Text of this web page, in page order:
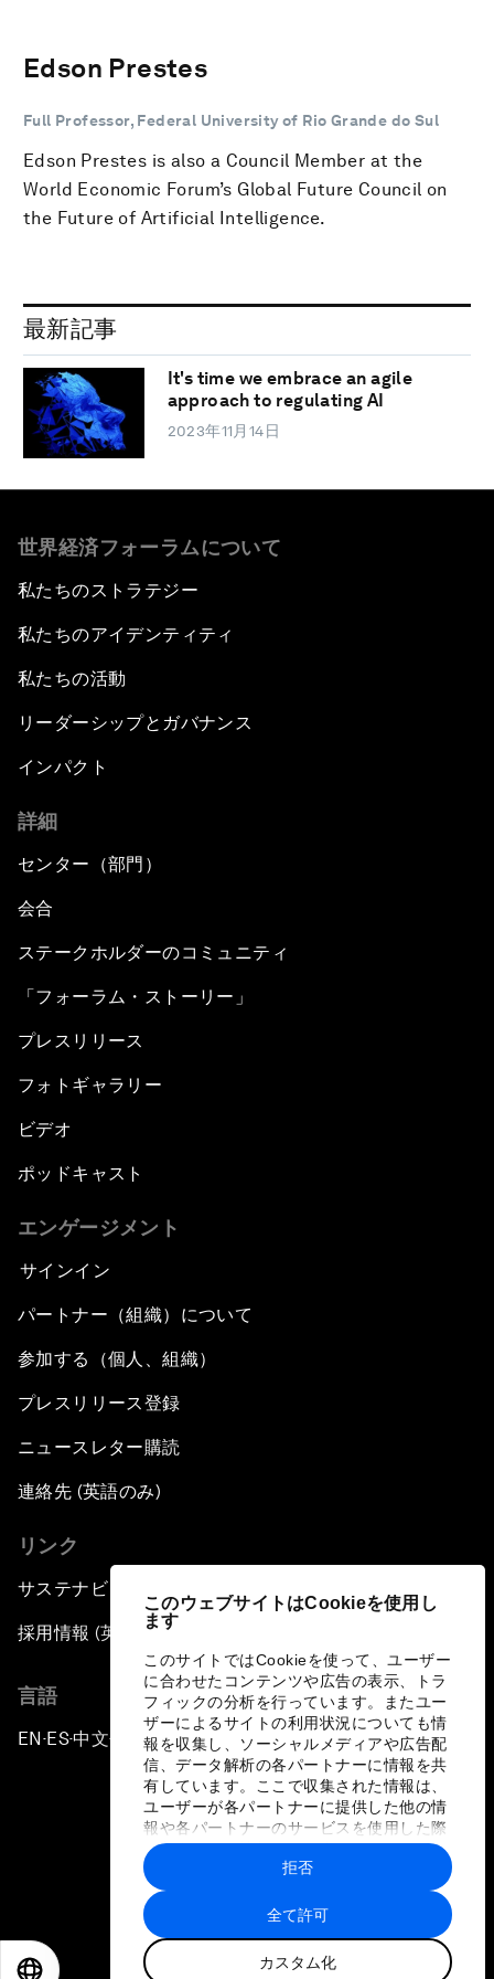
このウェブサイトはCookieを使用し
ます
このサイトではCookieを使って、ユーザー
に合わせたコンテンツや広告の表示、トラ
フィックの分析を行っています。またユー
ザーによるサイトの利用状況についても情
報を収集し、ソーシャルメディアや広告配
信、データ解析の各パートナーに情報を共
有しています。ここで収集された情報は、
ユーザーが各パートナーに提供した他の情
報や各パートナーのサービスを使用した際
に収集された情報と組み合わされ、各パー
トナーによって使用されることがありま
す。
全て許可
カスタム化
拒否
Edson Prestes
Full Professor, Federal University of Rio Grande do Sul
Edson Prestes is also a Council Member at the
World Economic Forum’s Global Future Council on
the Future of Artificial Intelligence.
最新記事
It's time we embrace an agile
approach to regulating AI
2023年11月14日
世界経済フォーラムについて
私たちのストラテジー
私たちのアイデンティティ
私たちの活動
リーダーシップとガバナンス
インパクト
詳細
センター（部門）
会合
ステークホルダーのコミュニティ
「フォーラム・ストーリー」
プレスリリース
フォトギャラリー
ビデオ
ポッドキャスト
エンゲージメント
サインイン
パートナー（組織）について
参加する（個人、組織）
プレスリリース登録
ニュースレター購読
連絡先 (英語のみ)
リンク
サステナビリティへの取り組み
採用情報 (英語のみ)
言語
EN ▪ES▪中文▪ 日本語
プライバシーポリシーと利用規約
サイトマップ
©
世界経済フォーラム